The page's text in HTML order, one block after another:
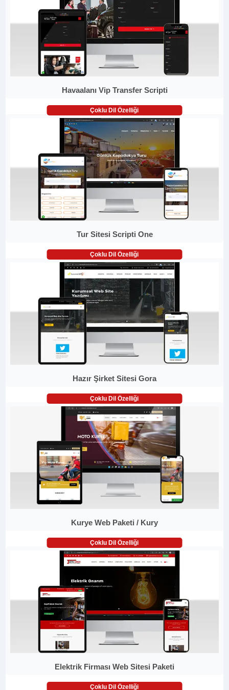
Havaalanı Vip Transfer Scripti
Çoklu Dil Özelliği
Tur Sitesi Scripti One
Çoklu Dil Özelliği
Hazır Şirket Sitesi Gora
Çoklu Dil Özelliği
Kurye Web Paketi / Kury
Çoklu Dil Özelliği
Elektrik Firması Web Sitesi Paketi
Çoklu Dil Özelliği